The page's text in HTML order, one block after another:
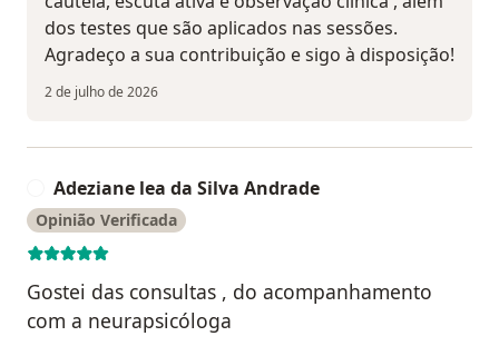
dos testes que são aplicados nas sessões.
Agradeço a sua contribuição e sigo à disposição!
2 de julho de 2026
Adeziane lea da Silva Andrade
Opinião Verificada
Gostei das consultas , do acompanhamento
com a neurapsicóloga